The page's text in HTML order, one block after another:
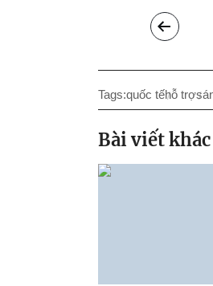
Tags:quốc tếhỗ trợ
Bài viết khác